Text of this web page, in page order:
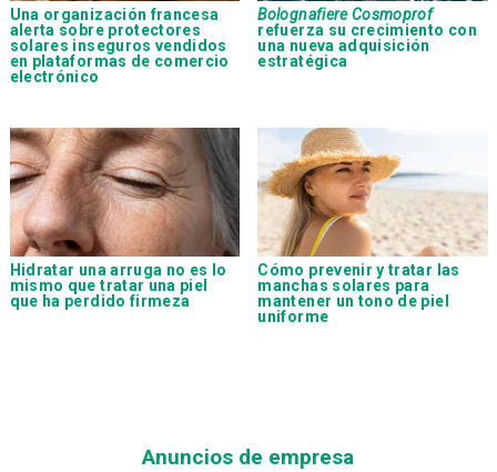
Una organización francesa
alerta sobre protectores
solares inseguros vendidos
en plataformas de comercio
electrónico
Bolognafiere Cosmoprof
refuerza su crecimiento con
una nueva adquisición
estratégica
Hidratar una arruga no es lo
mismo que tratar una piel
que ha perdido firmeza
Cómo prevenir y tratar las
manchas solares para
mantener un tono de piel
uniforme
Anuncios de empresa